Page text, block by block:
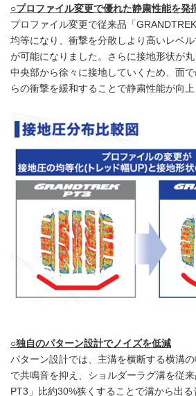
○プロファイル変更で優れた静粛性能を発
プロファイル変更で従来品「
均等になり、衝撃を分散しより高いレベ
が可能になりました。さらに接地形状が
中央部から徐々に接地していくため、面
らの衝撃を緩和することで静粛性能が向上
○独自のパターン設計でノイズを低減
パターン設計では、主溝を横断する横溝
で共鳴音を抑え、ショルダーラグ溝を従
PT3」比約30%狭くすることで溝から出